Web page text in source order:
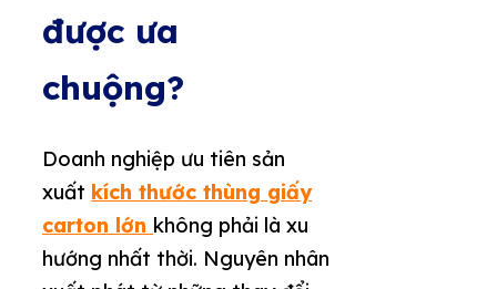
được ưa
chuộng?
Doanh nghiệp ưu tiên sản
xuất kích thước thùng giấy
carton lớn không phải là xu
hướng nhất thời. Nguyên nhân